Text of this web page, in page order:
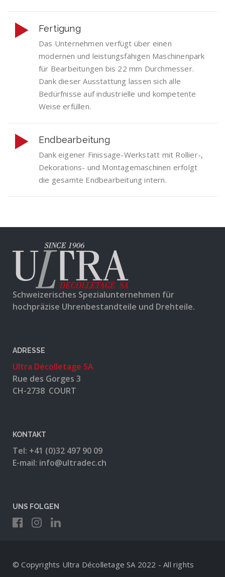
Fertigung
Das Unternehmen verfügt über einen
modernen und leistungsfähigen Maschinenpark
für Bearbeitungen bis 22 mm Durchmesser.
Dank dieser Ausstattung lassen sich alle
Bedürfnisse auf industrielle und kompetente
Weise erfüllen.
Endbearbeitung
Dank eigener Finissage-Werkstatt mit Rollier-,
Dekorations- und Montagemaschinen erfolgt
die gesamte Endbearbeitung intern.
Schweizerisches Spezialunternehmen für
hochpräzise Uhrenbestandteile und Drehteile.
ADRESSE
Ultra Décolletage SA
Rue des Gorges 3
CH-2738 COURT
KONTAKT
Tel: +41 (0)32 497 90 09
E-mail: info@ultradec.ch
UNS FOLGEN
© Copyrights Ultra Décolletage SA 2022 - All rights